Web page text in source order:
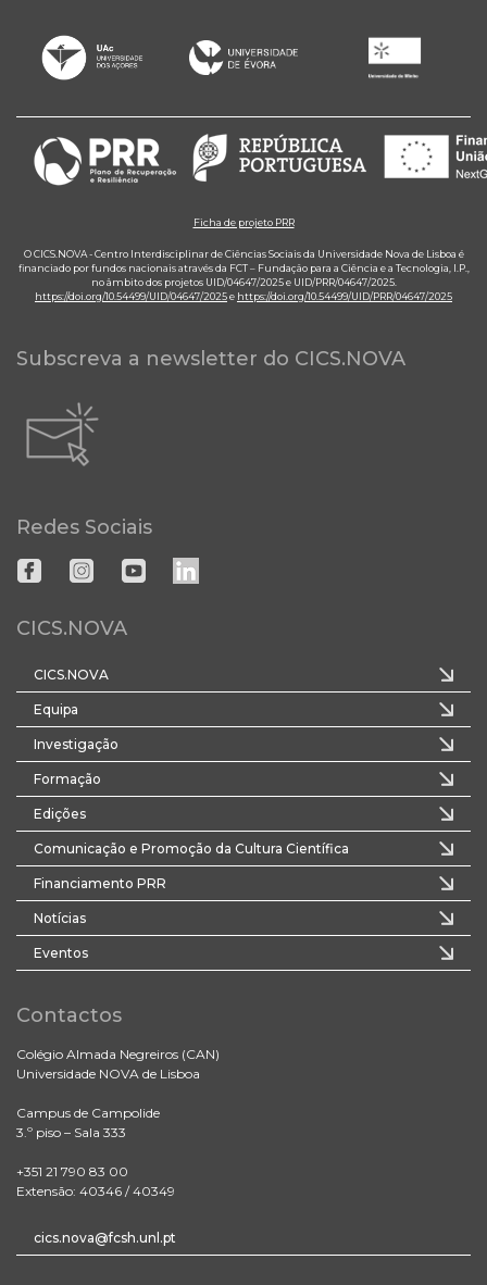
Ficha de projeto PRR
O CICS.NOVA - Centro Interdisciplinar de Ciências Sociais da Universidade Nova de Lisboa é
financiado por fundos nacionais através da FCT – Fundação para a Ciência e a Tecnologia, I.P.,
no âmbito dos projetos UID/04647/2025 e UID/PRR/04647/2025.
https://doi.org/10.54499/UID/04647/2025e https://doi.org/10.54499/UID/PRR/04647/2025
Subscreva a newsletter do CICS.NOVA
Redes Sociais
CICS.NOVA
CICS.NOVA
Equipa
Investigação
Formação
Edições
Comunicação e Promoção da Cultura Científica
Financiamento PRR
Notícias
Eventos
Contactos
Colégio Almada Negreiros (CAN)
Universidade NOVA de Lisboa
Campus de Campolide
3.º piso – Sala 333
+351 21 790 83 00
Extensão: 40346 / 40349
cics.nova@fcsh.unl.pt